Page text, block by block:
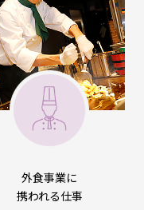
外食事業に
携われる仕事